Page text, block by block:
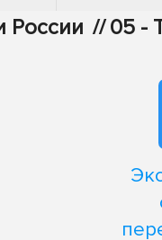
России // 05 -